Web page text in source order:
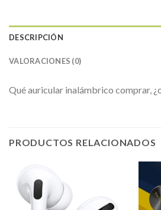
DESCRIPCIÓN
VALORACIONES (0)
Qué auricular inalámbrico comprar,
PRODUCTOS RELACIONADOS